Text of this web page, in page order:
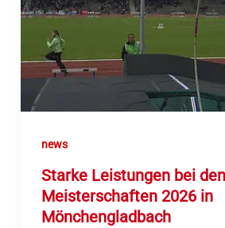
news
Starke Leistungen bei
Meisterschaften 2026 in
Mönchengladbach